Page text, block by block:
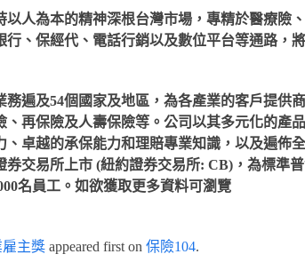
人為本的精神深根台灣市場，專精於醫療險
行、保經代、電話行銷以及數位平台等通路，
遍及54個國家及地區，為各產業的客戶提供
再保險及人壽保險等。公司以其多元化的產
卓越的承保能力和理賠專業知識，以及遍佈
交易所上市 (紐約證券交易所: CB)，為標準
名員工。如欲獲取更多資料可瀏覽
主獎 appeared first on 保險104.